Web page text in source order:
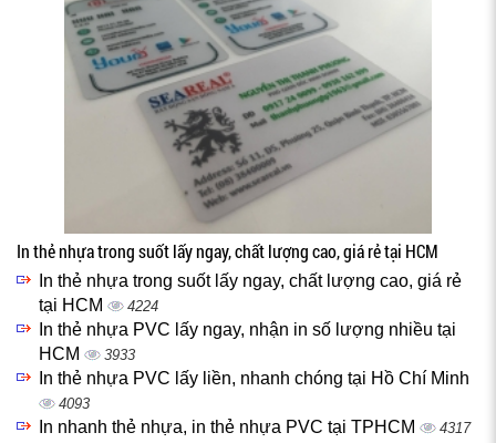
In thẻ nhựa trong suốt lấy ngay, chất lượng cao, giá rẻ tại HCM
In thẻ nhựa trong suốt lấy ngay, chất lượng cao, giá rẻ
tại HCM
4224
In thẻ nhựa PVC lấy ngay, nhận in số lượng nhiều tại
HCM
3933
In thẻ nhựa PVC lấy liền, nhanh chóng tại Hồ Chí Minh
4093
In nhanh thẻ nhựa, in thẻ nhựa PVC tại TPHCM 4317